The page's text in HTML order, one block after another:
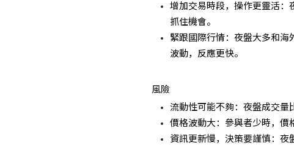
增加交易時段，操作更靈活：
抓住機會。
緊跟國際行情：夜盤大多和
波動，反應更快。
風險
流動性可能不夠：夜盤成交量
價格波動大：參與者少時，價
資訊更新慢，決策要謹慎：